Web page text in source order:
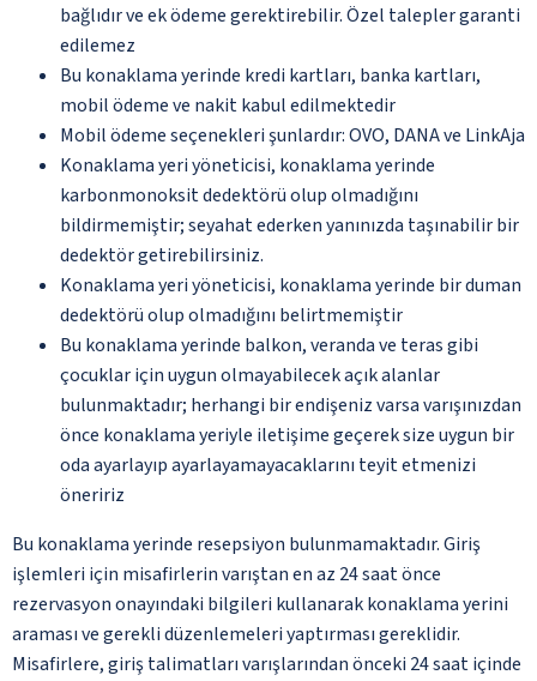
bağlıdır ve ek ödeme gerektirebilir. Özel talepler garanti
edilemez
Bu konaklama yerinde kredi kartları, banka kartları,
mobil ödeme ve nakit kabul edilmektedir
Mobil ödeme seçenekleri şunlardır: OVO, DANA ve LinkAja
Konaklama yeri yöneticisi, konaklama yerinde
karbonmonoksit dedektörü olup olmadığını
bildirmemiştir; seyahat ederken yanınızda taşınabilir bir
dedektör getirebilirsiniz.
Konaklama yeri yöneticisi, konaklama yerinde bir duman
dedektörü olup olmadığını belirtmemiştir
Bu konaklama yerinde balkon, veranda ve teras gibi
çocuklar için uygun olmayabilecek açık alanlar
bulunmaktadır; herhangi bir endişeniz varsa varışınızdan
önce konaklama yeriyle iletişime geçerek size uygun bir
oda ayarlayıp ayarlayamayacaklarını teyit etmenizi
öneririz
Bu konaklama yerinde resepsiyon bulunmamaktadır. Giriş
işlemleri için misafirlerin varıştan en az 24 saat önce
rezervasyon onayındaki bilgileri kullanarak konaklama yerini
araması ve gerekli düzenlemeleri yaptırması gereklidir.
Misafirlere, giriş talimatları varışlarından önceki 24 saat içinde